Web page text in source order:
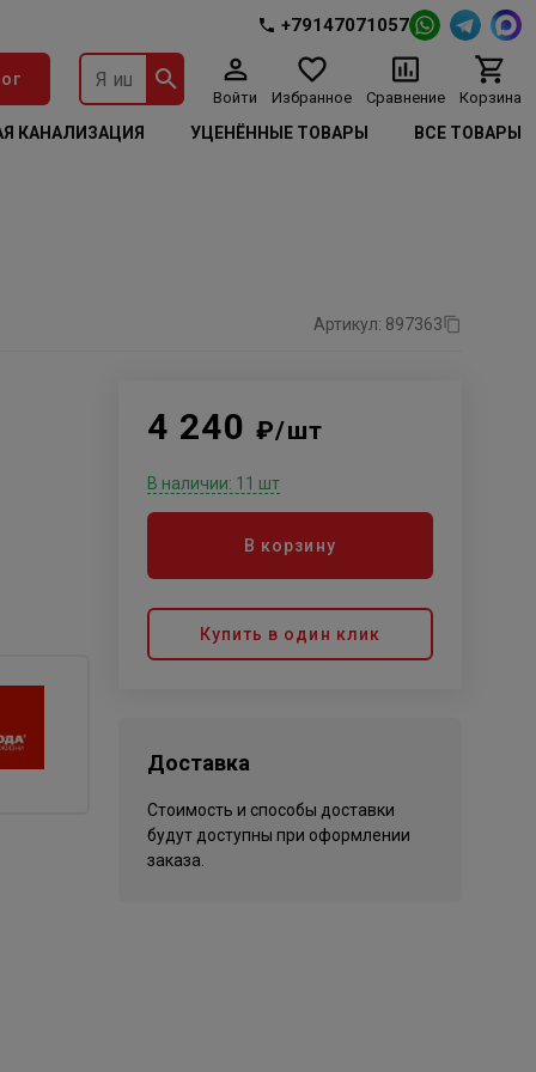
+79147071057
Войти Избранное Сравнение Корзина
КАНАЛИЗАЦИЯ УЦЕНЁННЫЕ ТОВАРЫ ВСЕ ТОВАРЫ
Артикул: 897363
4 240 ₽/шт
В наличии: 11 шт
В корзину
Купить в один клик
Доставка
Стоимость и способы доставки
будут доступны при оформлении
заказа.